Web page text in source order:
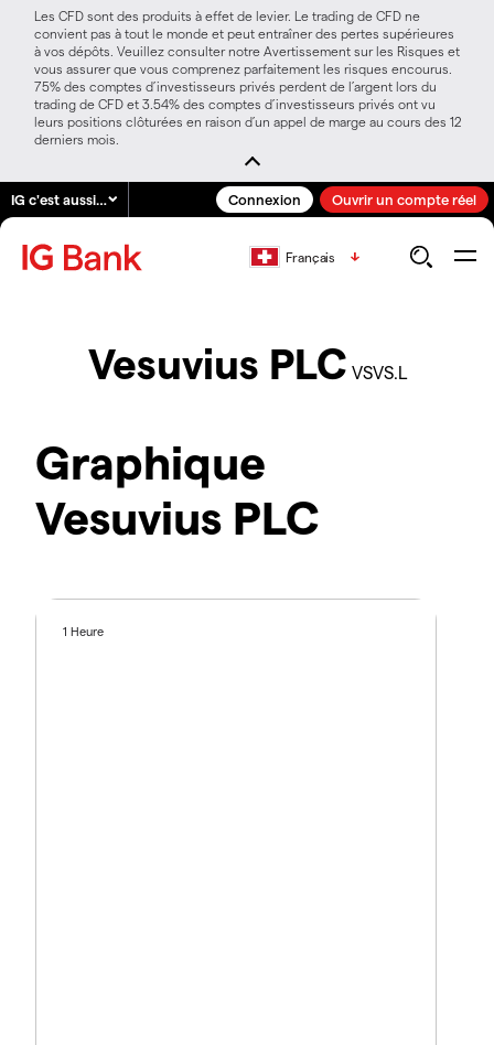
Les CFD sont des produits à effet de levier. Le trading de CFD ne
convient pas à tout le monde et peut entraîner des pertes supérieures
à vos dépôts. Veuillez consulter notre Avertissement sur les Risques et
vous assurer que vous comprenez parfaitement les risques encourus.
75% des comptes d’investisseurs privés perdent de l’argent lors du
trading de CFD et 3.54% des comptes d’investisseurs privés ont vu
leurs positions clôturées en raison d’un appel de marge au cours des 12
derniers mois.
IG c'est aussi… Connexion Ouvrir un compte réel
Français
Vesuvius PLC VSVS.L
Graphique
Vesuvius PLC
1 Heure